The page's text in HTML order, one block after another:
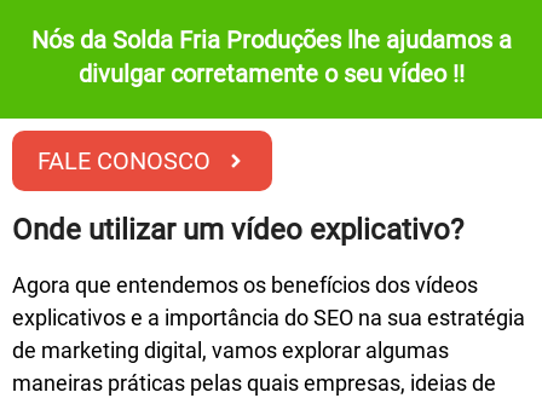
Nós da Solda Fria Produções lhe ajudamos a
divulgar corretamente o seu vídeo !!
FALE CONOSCO
Onde utilizar um vídeo explicativo?
Agora que entendemos os benefícios dos vídeos
explicativos e a importância do SEO na sua estratégia
de marketing digital, vamos explorar algumas
maneiras práticas pelas quais empresas, ideias de